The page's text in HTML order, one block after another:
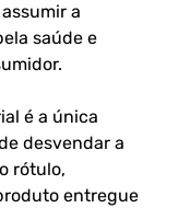
a
saúde e
é a única
desvendar a
rótulo,
entregue